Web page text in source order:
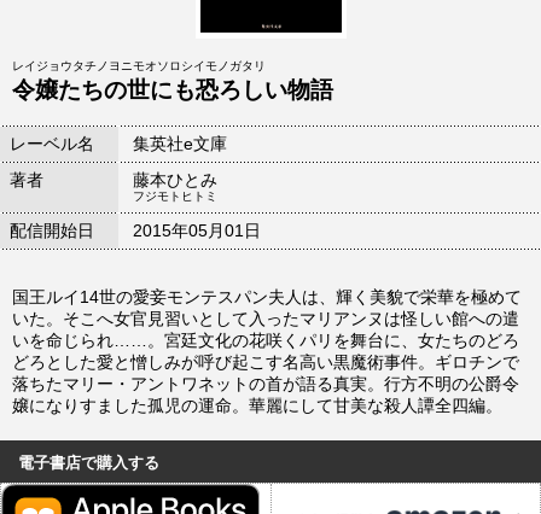
レイジョウタチノヨニモオソロシイモノガタリ
令嬢たちの世にも恐ろしい物語
レーベル名
集英社e文庫
著者
藤本ひとみ
フジモトヒトミ
配信開始日 2015年05月01日
国王ルイ14世の愛妾モンテスパン夫人は、輝く美貌で栄華を極めて
いた。そこへ女官見習いとして入ったマリアンヌは怪しい館への遣
いを命じられ……。宮廷文化の花咲くパリを舞台に、女たちのどろ
どろとした愛と憎しみが呼び起こす名高い黒魔術事件。ギロチンで
落ちたマリー・アントワネットの首が語る真実。行方不明の公爵令
嬢になりすました孤児の運命。華麗にして甘美な殺人譚全四編。
電子書店で購入する